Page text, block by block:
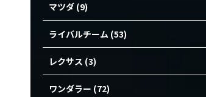
マツダ (9)
ライバルチーム (53)
レクサス (3)
ワンダラー (72)